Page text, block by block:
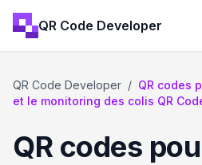
QR Code Developer
QR Code Developer / QR codes
et le monitoring des colis QR
QR codes